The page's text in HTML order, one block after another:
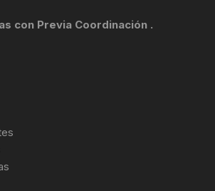
con Previa Coordinación .